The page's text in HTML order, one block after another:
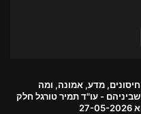
חיסונים, מדע, אמונה, ומה
שביניהם - עו"ד תמיר טורגל חלק
א 27-05-2026